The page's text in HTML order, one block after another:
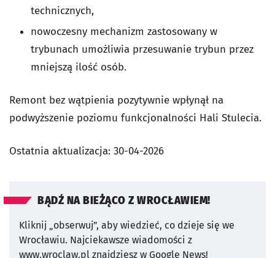
technicznych,
nowoczesny mechanizm zastosowany w
trybunach umożliwia przesuwanie trybun przez
mniejszą ilość osób.
Remont bez wątpienia pozytywnie wpłynął na
podwyższenie poziomu funkcjonalności Hali Stulecia.
Ostatnia aktualizacja: 30-04-2026
BĄDŹ NA BIEŻĄCO Z WROCŁAWIEM!
Kliknij „obserwuj”, aby wiedzieć, co dzieje się we
Wrocławiu. Najciekawsze wiadomości z
www.wroclaw.pl znajdziesz w Google News!